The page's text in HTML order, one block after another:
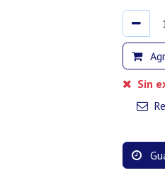
Sin